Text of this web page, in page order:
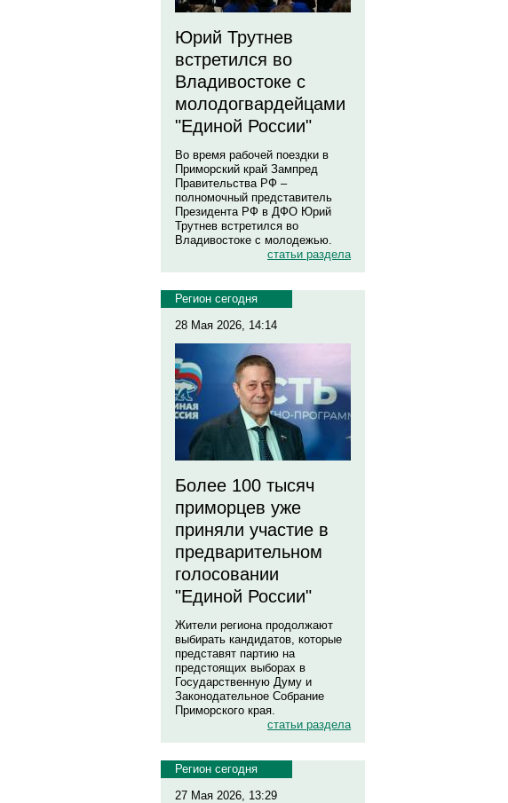
Юрий Трутнев
встретился во
Владивостоке с
молодогвардейцами
"Единой России"
Во время рабочей поездки в
Приморский край Зампред
Правительства РФ –
полномочный представитель
Президента РФ в ДФО Юрий
Трутнев встретился во
Владивостоке с молодежью.
статьи раздела
Регион сегодня
28 Мая 2026, 14:14
Более 100 тысяч
приморцев уже
приняли участие в
предварительном
голосовании
"Единой России"
Жители региона продолжают
выбирать кандидатов, которые
представят партию на
предстоящих выборах в
Государственную Думу и
Законодательное Собрание
Приморского края.
статьи раздела
Регион сегодня
27 Мая 2026, 13:29